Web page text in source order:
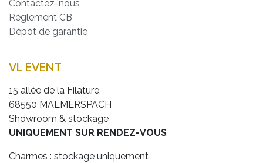
Contactez-nous
Règlement CB
Dépôt de garantie
VL EVENT
15 allée de la Filature,
68550 MALMERSPACH
Showroom & stockage
UNIQUEMENT SUR RENDEZ-VOUS
Charmes : stockage uniquement